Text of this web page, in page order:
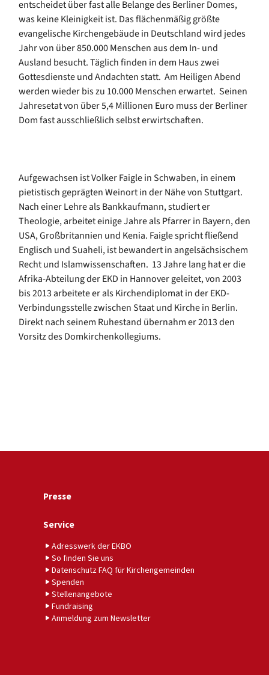
entscheidet über fast alle Belange des Berliner Domes,
was keine Kleinigkeit ist. Das flächenmäßig größte
evangelische Kirchengebäude in Deutschland wird jedes
Jahr von über 850.000 Menschen aus dem In- und
Ausland besucht. Täglich finden in dem Haus zwei
Gottesdienste und Andachten statt. Am Heiligen Abend
werden wieder bis zu 10.000 Menschen erwartet. Seinen
Jahresetat von über 5,4 Millionen Euro muss der Berliner
Dom fast ausschließlich selbst erwirtschaften.
Aufgewachsen ist Volker Faigle in Schwaben, in einem
pietistisch geprägten Weinort in der Nähe von Stuttgart.
Nach einer Lehre als Bankkaufmann, studiert er
Theologie, arbeitet einige Jahre als Pfarrer in Bayern, den
USA, Großbritannien und Kenia. Faigle spricht fließend
Englisch und Suaheli, ist bewandert in angelsächsischem
Recht und Islamwissenschaften. 13 Jahre lang hat er die
Afrika-Abteilung der EKD in Hannover geleitet, von 2003
bis 2013 arbeitete er als Kirchendiplomat in der EKD-
Verbindungsstelle zwischen Staat und Kirche in Berlin.
Direkt nach seinem Ruhestand übernahm er 2013 den
Vorsitz des Domkirchenkollegiums.
Presse
Service
Adresswerk der EKBO
So finden Sie uns
Datenschutz FAQ für Kirchengemeinden
Spenden
Stellenangebote
Fundraising
Anmeldung zum Newsletter